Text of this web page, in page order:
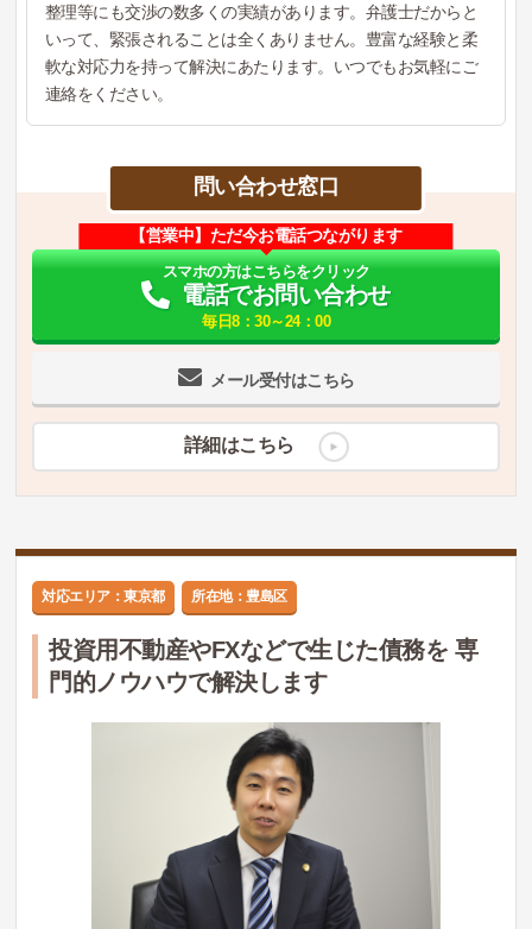
整理等にも交渉の数多くの実績があります。弁護士だからと
いって、緊張されることは全くありません。豊富な経験と柔
軟な対応力を持って解決にあたります。いつでもお気軽にご
連絡をください。
問い合わせ窓口
メール受付はこちら
【営業中】ただ今お電話つながります
スマホの方はこちらをクリック
電話でお問い合わせ
毎日8：30～24：00
詳細はこちら
対応エリア：東京都 所在地：豊島区
投資用不動産やFXなどで生じた債務を 専
門的ノウハウで解決します